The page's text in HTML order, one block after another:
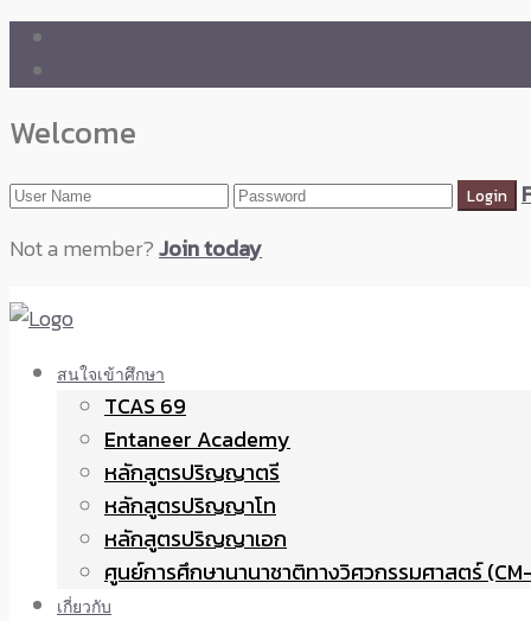
Welcome
Not a member?Join today
สนใจเข้าศึกษา
TCAS 69
Entaneer Academy
หลักสูตรปริญญาตรี
หลักสูตรปริญญาโท
หลักสูตรปริญญาเอก
ศูนย์การศึกษานานาชาติทางวิศวกรรมศาสตร์
เกี่ยวกับ